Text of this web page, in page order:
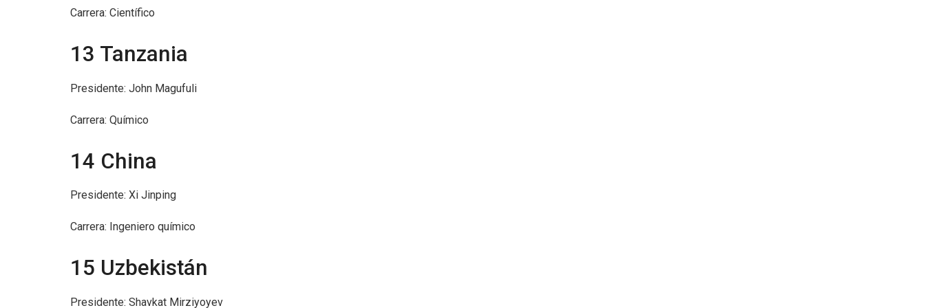
Carrera: Científico
13 Tanzania
Presidente: John Magufuli
Carrera: Químico
14 China
Presidente: Xi Jinping
Carrera: Ingeniero químico
15 Uzbekistán
Presidente: Shavkat Mirziyoyev